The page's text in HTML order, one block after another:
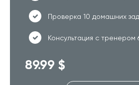
Проверка 10 домашних
Консультация с тренером
89.99 $